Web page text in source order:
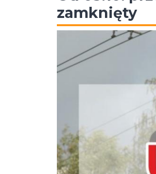
zamknięty